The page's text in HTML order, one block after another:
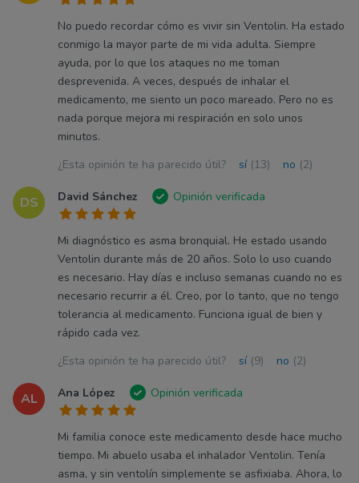
No puedo recordar cómo es vivir sin Ventolin. Ha estado
conmigo la mayor parte de mi vida adulta. Siempre
ayuda, por lo que los ataques no me toman
desprevenida. A veces, después de inhalar el
medicamento, me siento un poco mareado. Pero no es
nada porque mejora mi respiración en solo unos
minutos.
¿Esta opinión te ha parecido útil?
sí (13) no (2)
DS David Sánchez Opinión verificada
Mi diagnóstico es asma bronquial. He estado usando
Ventolin durante más de 20 años. Solo lo uso cuando
es necesario. Hay días e incluso semanas cuando no es
necesario recurrir a él. Creo, por lo tanto, que no tengo
tolerancia al medicamento. Funciona igual de bien y
rápido cada vez.
¿Esta opinión te ha parecido útil?
sí (9) no (2)
AL Ana López Opinión verificada
Mi familia conoce este medicamento desde hace mucho
tiempo. Mi abuelo usaba el inhalador Ventolin. Tenía
asma, y sin ventolín simplemente se asfixiaba. Ahora, lo